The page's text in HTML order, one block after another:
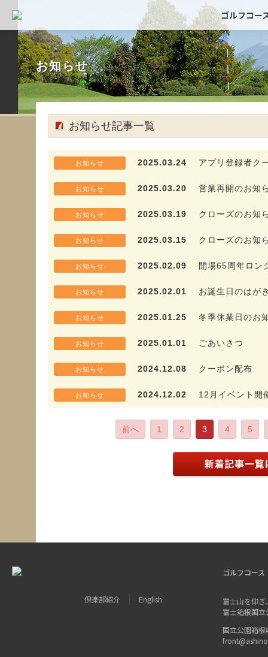
ゴルフコー
お知らせ
お知らせ記事一覧
お知らせ 2025.03.24 アプリ登録者ク
お知らせ 2025.03.20 営業再開のお知
お知らせ 2025.03.19 クローズのお知
お知らせ 2025.03.15 クローズのお知
お知らせ 2025.02.09 開場65周年ロン
お知らせ 2025.02.01 お誕生日のはが
お知らせ 2025.01.25 冬季休業日のお
お知らせ 2025.01.01 ごあいさつ
お知らせ 2024.12.08 クーポン配布
お知らせ 2024.12.02 12月イベント開
前へ 1 2 3 4 5
倶楽部紹介 English
ゴルフコース
富士山を仰
富士箱根国
国立公園箱